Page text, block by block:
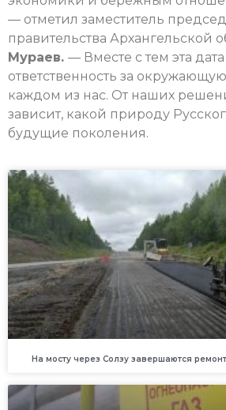
— отметил заместитель
правительства Архангельской
Мураев. — Вместе с тем эта
ответственность за
каждом из нас. От наших
зависит, какой природу
будущие поколения.
На мосту через Солзу завершаются